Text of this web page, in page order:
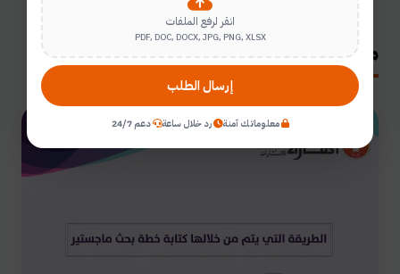
مقالات ذات صلة
مقالات علمية بقلم الباحثين
انقر لرفع الملفات
PDF, DOC, DOCX, JPG, PNG, XLSX
إرسال الطلب
معلوماتك آمنة رد خلال ساعة دعم 24/7